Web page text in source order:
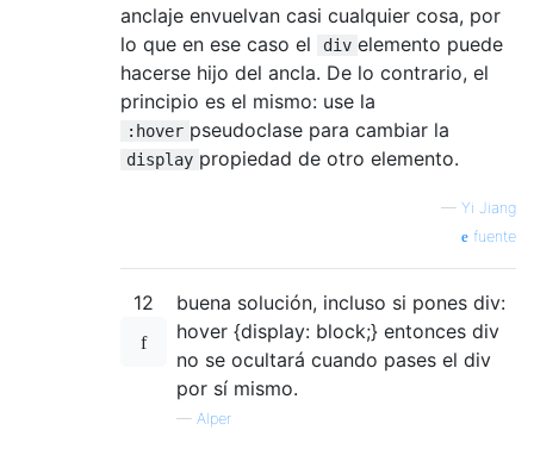
anclaje envuelvan casi cualquier cosa, por
lo que en ese caso el
div elemento puede
hacerse hijo del ancla. De lo contrario, el
principio es el mismo: use la
:hover pseudoclase para cambiar la
display propiedad de otro elemento.
— Yi Jiang
fuente
12
buena solución, incluso si pones div:
hover {display: block;} entonces div
no se ocultará cuando pases el div
por sí mismo.
— Alper